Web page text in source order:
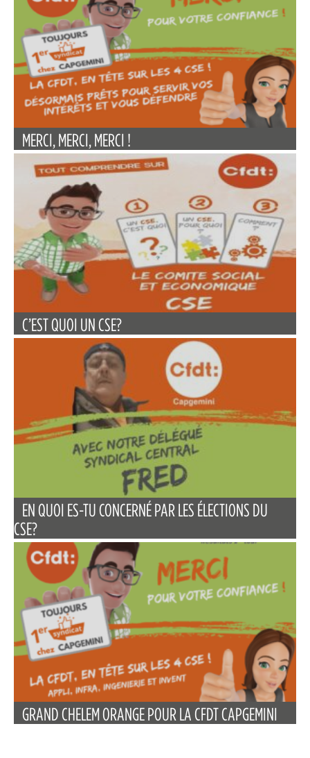
MERCI, MERCI, MERCI !
C’EST QUOI UN CSE?
EN QUOI ES-TU CONCERNÉ PAR LES ÉLECTIONS DU
CSE?
GRAND CHELEM ORANGE POUR LA CFDT CAPGEMINI